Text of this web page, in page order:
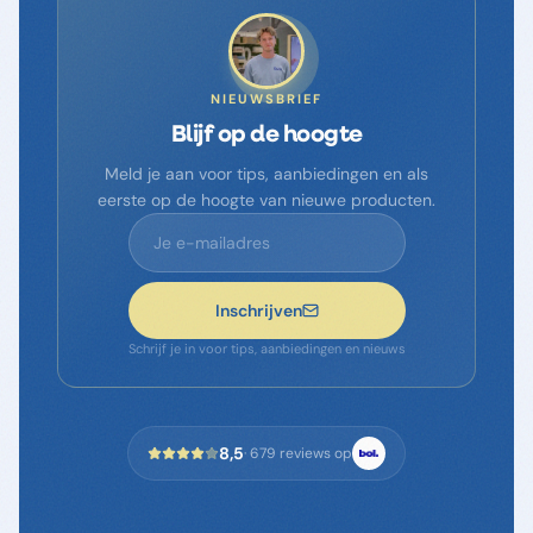
NIEUWSBRIEF
Blijf op de hoogte
Meld je aan voor tips, aanbiedingen en als
eerste op de hoogte van nieuwe producten.
Inschrijven
Schrijf je in voor tips, aanbiedingen en nieuws
8,5·679 reviews op